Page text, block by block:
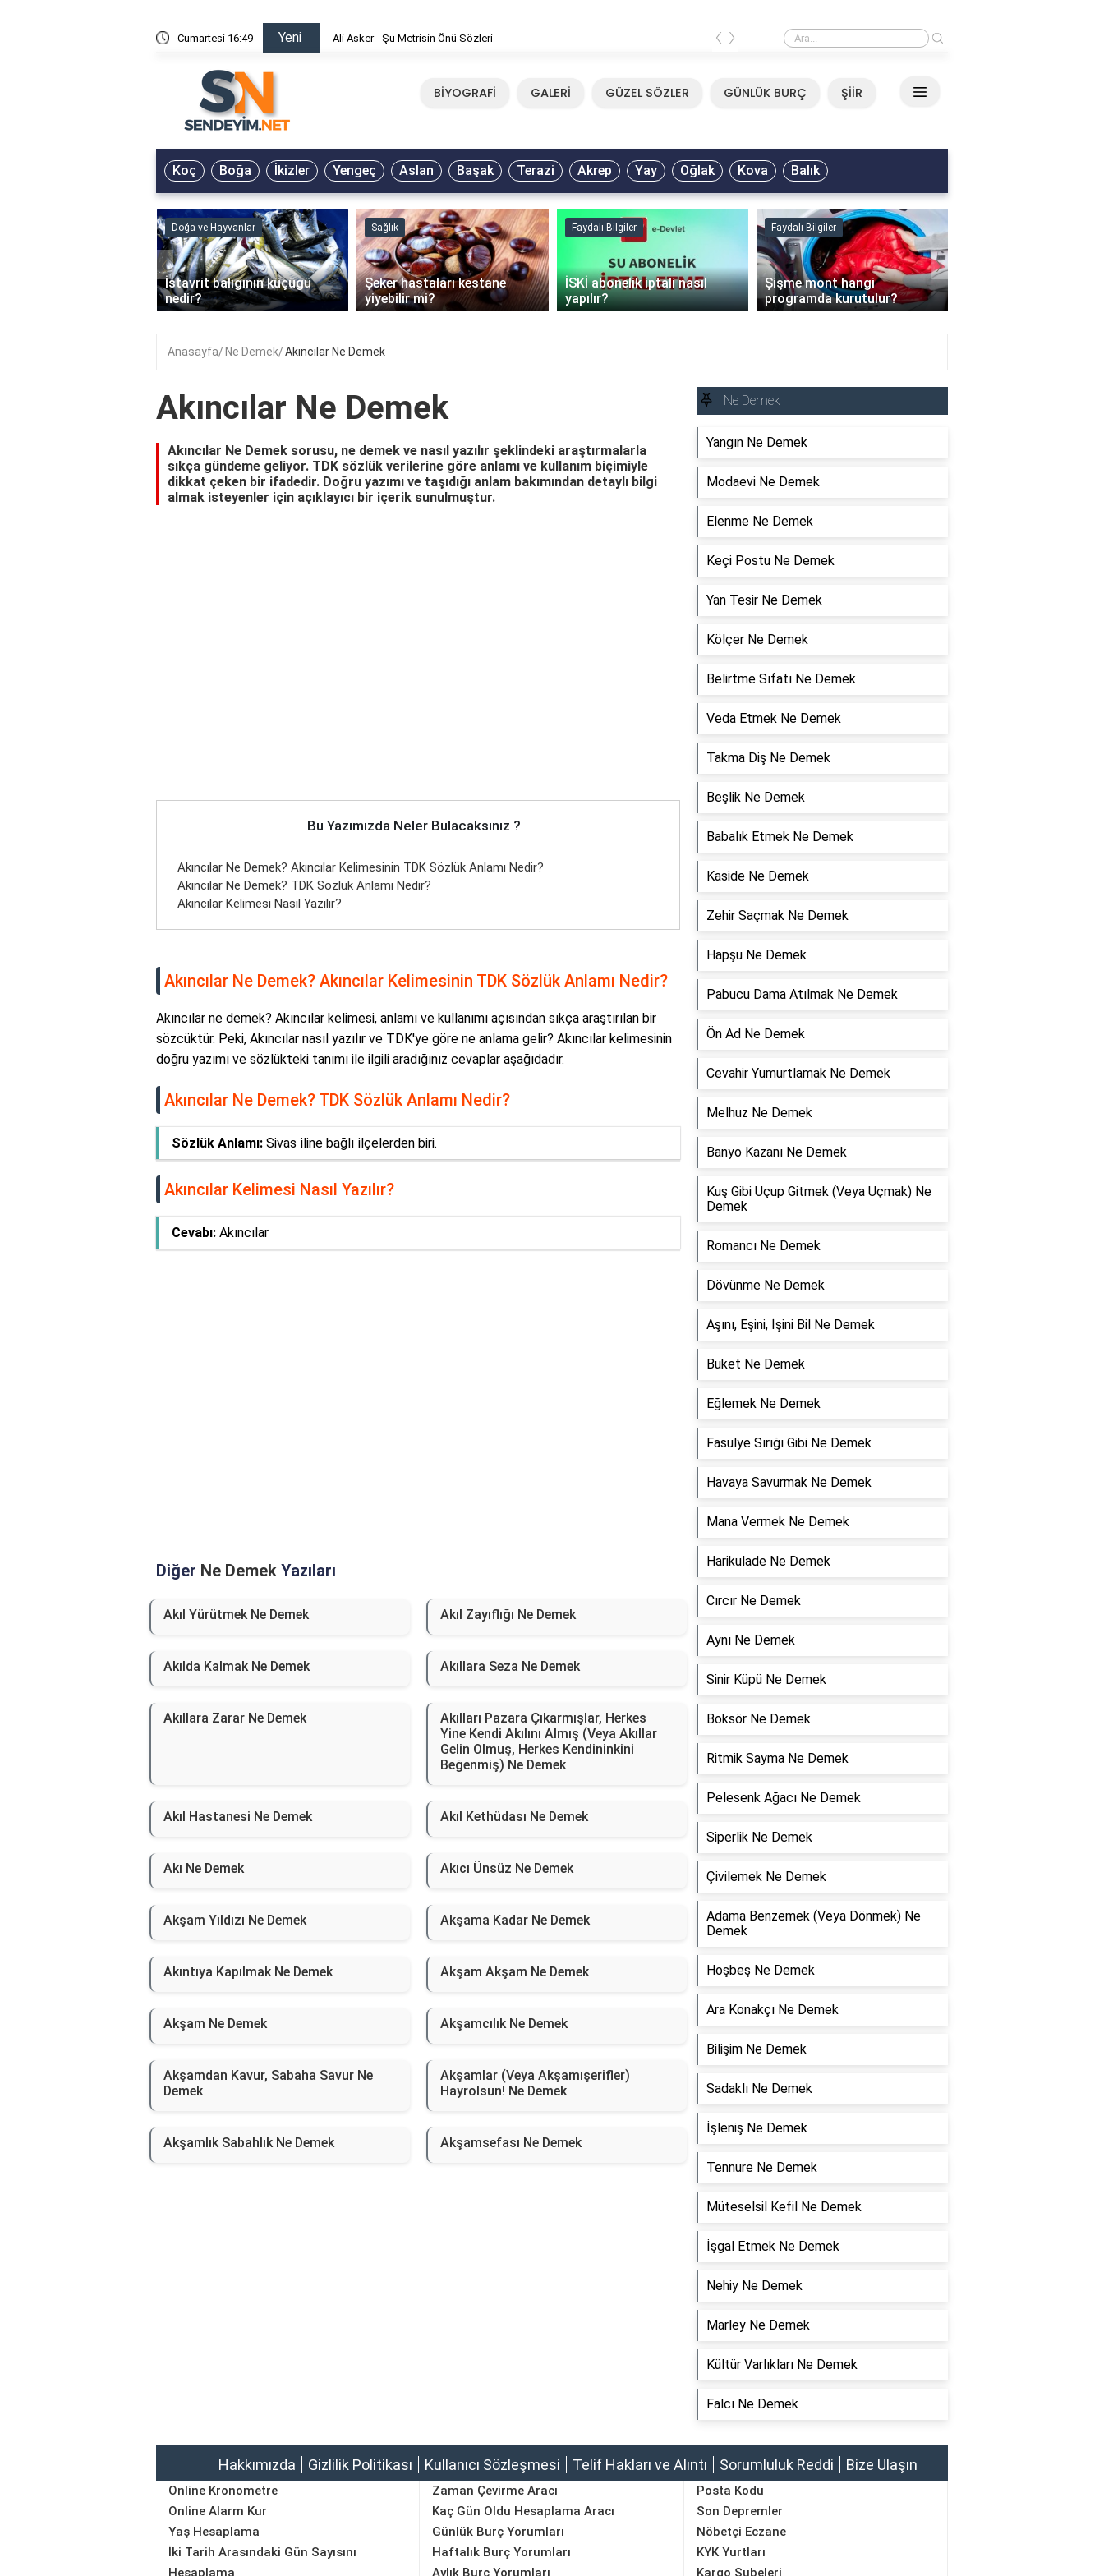
Cumartesi 16:49 Yeni Ali Asker - Şu Metrisin Önü Sözleri Mirkelam - Tavla Sözleri
‹ ›
BİYOGRAFİ GALERİ GÜZEL SÖZLER GÜNLÜK BURÇ ŞİİR
Koç Boğa İkizler Yengeç Aslan Başak Terazi Akrep Yay Oğlak Kova Balık
Doğa ve Hayvanlar
İstavrit balığının küçüğü
nedir?
Sağlık
Şeker hastaları kestane
yiyebilir mi?
Faydalı Bilgiler
İSKİ abonelik iptali nasıl
yapılır?
Faydalı Bilgiler
Şişme mont hangi
programda kurutulur?
‹ ›
Anasayfa Ne Demek Akıncılar Ne Demek
Akıncılar Ne Demek
Akıncılar Ne Demek sorusu, ne demek ve nasıl yazılır şeklindeki araştırmalarla
sıkça gündeme geliyor. TDK sözlük verilerine göre anlamı ve kullanım biçimiyle
dikkat çeken bir ifadedir. Doğru yazımı ve taşıdığı anlam bakımından detaylı bilgi
almak isteyenler için açıklayıcı bir içerik sunulmuştur.
Bu Yazımızda Neler Bulacaksınız ?
Akıncılar Ne Demek? Akıncılar Kelimesinin TDK Sözlük Anlamı Nedir?
Akıncılar Ne Demek? TDK Sözlük Anlamı Nedir?
Akıncılar Kelimesi Nasıl Yazılır?
Akıncılar Ne Demek? Akıncılar Kelimesinin TDK Sözlük Anlamı Nedir?
Akıncılar ne demek? Akıncılar kelimesi, anlamı ve kullanımı açısından sıkça araştırılan bir
sözcüktür. Peki, Akıncılar nasıl yazılır ve TDK'ye göre ne anlama gelir? Akıncılar kelimesinin
doğru yazımı ve sözlükteki tanımı ile ilgili aradığınız cevaplar aşağıdadır.
Akıncılar Ne Demek? TDK Sözlük Anlamı Nedir?
Sözlük Anlamı: Sivas i̇line bağlı i̇lçelerden biri.
Akıncılar Kelimesi Nasıl Yazılır?
Cevabı: Akıncılar
Diğer Ne Demek Yazıları
Akıl Yürütmek Ne Demek Akıl Zayıflığı Ne Demek
Akılda Kalmak Ne Demek Akıllara Seza Ne Demek
Akıllara Zarar Ne Demek
Akılları Pazara Çıkarmışlar, Herkes
Yine Kendi Akılını Almış (Veya Akıllar
Gelin Olmuş, Herkes Kendininkini
Beğenmiş) Ne Demek
Akıl Hastanesi Ne Demek Akıl Kethüdası Ne Demek
Akı Ne Demek Akıcı Ünsüz Ne Demek
Akşam Yıldızı Ne Demek Akşama Kadar Ne Demek
Akıntıya Kapılmak Ne Demek Akşam Akşam Ne Demek
Akşam Ne Demek Akşamcılık Ne Demek
Akşamdan Kavur, Sabaha Savur Ne
Demek
Akşamlar (Veya Akşamışerifler)
Hayrolsun! Ne Demek
Akşamlık Sabahlık Ne Demek Akşamsefası Ne Demek
Ne Demek
Yangın Ne Demek
Modaevi Ne Demek
Elenme Ne Demek
Keçi Postu Ne Demek
Yan Tesir Ne Demek
Kölçer Ne Demek
Belirtme Sıfatı Ne Demek
Veda Etmek Ne Demek
Takma Diş Ne Demek
Beşlik Ne Demek
Babalık Etmek Ne Demek
Kaside Ne Demek
Zehir Saçmak Ne Demek
Hapşu Ne Demek
Pabucu Dama Atılmak Ne Demek
Ön Ad Ne Demek
Cevahir Yumurtlamak Ne Demek
Melhuz Ne Demek
Banyo Kazanı Ne Demek
Kuş Gibi Uçup Gitmek (Veya Uçmak) Ne
Demek
Romancı Ne Demek
Dövünme Ne Demek
Aşını, Eşini, İşini Bil Ne Demek
Buket Ne Demek
Eğlemek Ne Demek
Fasulye Sırığı Gibi Ne Demek
Havaya Savurmak Ne Demek
Mana Vermek Ne Demek
Harikulade Ne Demek
Cırcır Ne Demek
Aynı Ne Demek
Sinir Küpü Ne Demek
Boksör Ne Demek
Ritmik Sayma Ne Demek
Pelesenk Ağacı Ne Demek
Siperlik Ne Demek
Çivilemek Ne Demek
Adama Benzemek (Veya Dönmek) Ne
Demek
Hoşbeş Ne Demek
Ara Konakçı Ne Demek
Bilişim Ne Demek
Sadaklı Ne Demek
İşleniş Ne Demek
Tennure Ne Demek
Müteselsil Kefil Ne Demek
İşgal Etmek Ne Demek
Nehiy Ne Demek
Marley Ne Demek
Kültür Varlıkları Ne Demek
Falcı Ne Demek
Hakkımızda Gizlilik Politikası Kullanıcı Sözleşmesi Telif Hakları ve Alıntı Sorumluluk Reddi Bize Ulaşın
Online Kronometre
Online Alarm Kur
Yaş Hesaplama
İki Tarih Arasındaki Gün Sayısını
Hesaplama
Zaman Çevirme Aracı
Kaç Gün Oldu Hesaplama Aracı
Günlük Burç Yorumları
Haftalık Burç Yorumları
Aylık Burç Yorumları
Posta Kodu
Son Depremler
Nöbetçi Eczane
KYK Yurtları
Kargo Şubeleri